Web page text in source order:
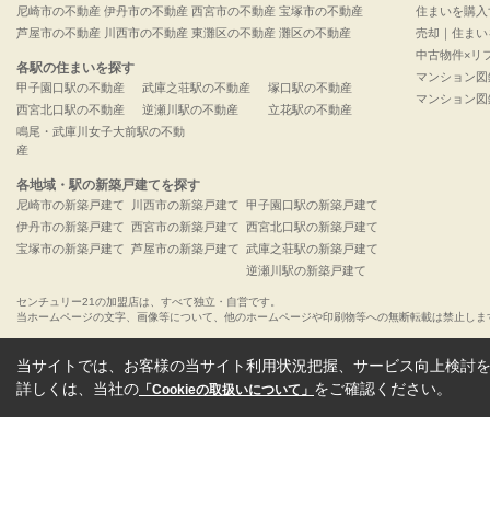
尼崎市の不動産
芦屋市の不動産
伊丹市の不動産
川西市の不動産
西宮市の不動産
東灘区の不動産
宝塚市の不動産
灘区の不動産
各駅の住まいを探す
甲子園口駅の不動産
西宮北口駅の不動産
武庫之荘駅の不動産
逆瀬川駅の不動産
塚口駅の不動産
立花駅の不動産
鳴尾・武庫川女子大前駅の不動
産
各地域・駅の新築戸建てを探す
尼崎市の新築戸建て
伊丹市の新築戸建て
宝塚市の新築戸建て
川西市の新築戸建て
西宮市の新築戸建て
芦屋市の新築戸建て
甲子園口駅の新築戸建て
西宮北口駅の新築戸建て
武庫之荘駅の新築戸建て
逆瀬川駅の新築戸建て
住まいを購入
売却｜住ま
中古物件×リ
マンション
マンション
センチュリー21の加盟店は、すべて独立・自営です。
当ホームページの文字、画像等について、他のホームページや印刷物等への無断転載は禁止しま
当サイトでは、お客様の当サイト利用状況把握、サービス向上検討
詳しくは、当社の 「Cookieの取扱いについて」 をご確認ください。